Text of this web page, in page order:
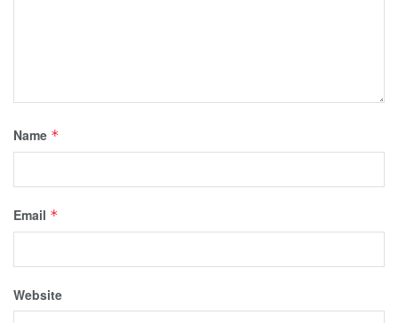
Name *
Email *
Website